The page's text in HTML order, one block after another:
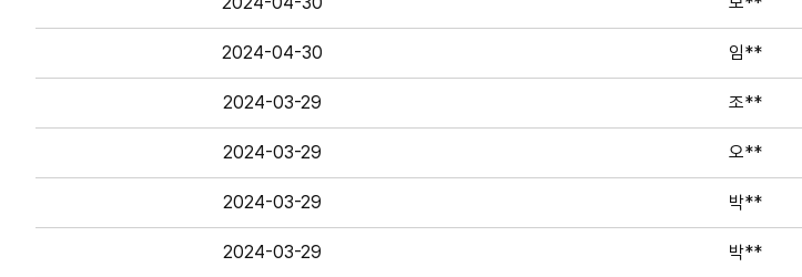
2024-04-30 임**
2024-03-29 조**
2024-03-29 오**
2024-03-29 박**
2024-03-29 박**